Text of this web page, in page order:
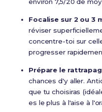
environ 7,5/20 de
Focalise sur 2 ou 3
réviser
concentre-toi sur
progresser
Prépare le
chances d'y aller.
que tu choisiras
es le plus à l'aise à